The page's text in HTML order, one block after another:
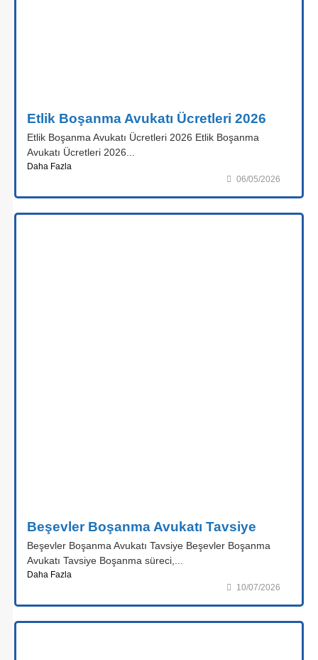
Etlik Boşanma Avukatı Ücretleri 2026
Etlik Boşanma Avukatı Ücretleri 2026 Etlik Boşanma
Avukatı Ücretleri 2026...
Daha Fazla
06/05/2026
Beşevler Boşanma Avukatı Tavsiye
Beşevler Boşanma Avukatı Tavsiye Beşevler Boşanma
Avukatı Tavsiye Boşanma süreci,...
Daha Fazla
10/07/2026